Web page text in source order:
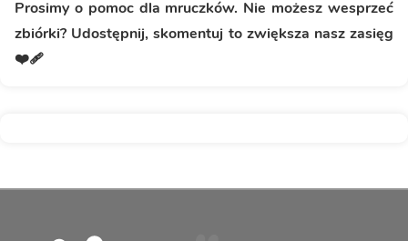
Prosimy o pomoc dla mruczków. Nie możesz wesprzeć
zbiórki? Udostępnij, skomentuj to zwiększa nasz zasięg
❤️‍🩹